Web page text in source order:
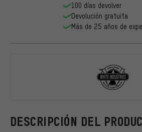
DESCRIPCIÓN DEL
100 días devolver
Devolución gratuita
Más de 25 años de